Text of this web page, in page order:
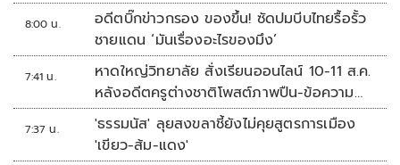
8:00 น.
อดีตบิ๊กข่าวกรอง ของขึ้น! ซัดปมบีบไทยรื้อรั้ว
ชายแดน ‘มันเรื่องอะไรของมึง’
7:41 น.
หาดใหญ่วิทยาลัย สั่งเรียนออนไลน์ 10-11 ส.ค.
หลังอดีตครูต่างชาติโพสต์ภาพปืน-ข้อความ
ข่มขู่
7:37 น.
'ธรรมนัส' ลุยสงขลาชี้ยังไม่คุยสูตรการเมือง
'เขียว-ส้ม-แดง'